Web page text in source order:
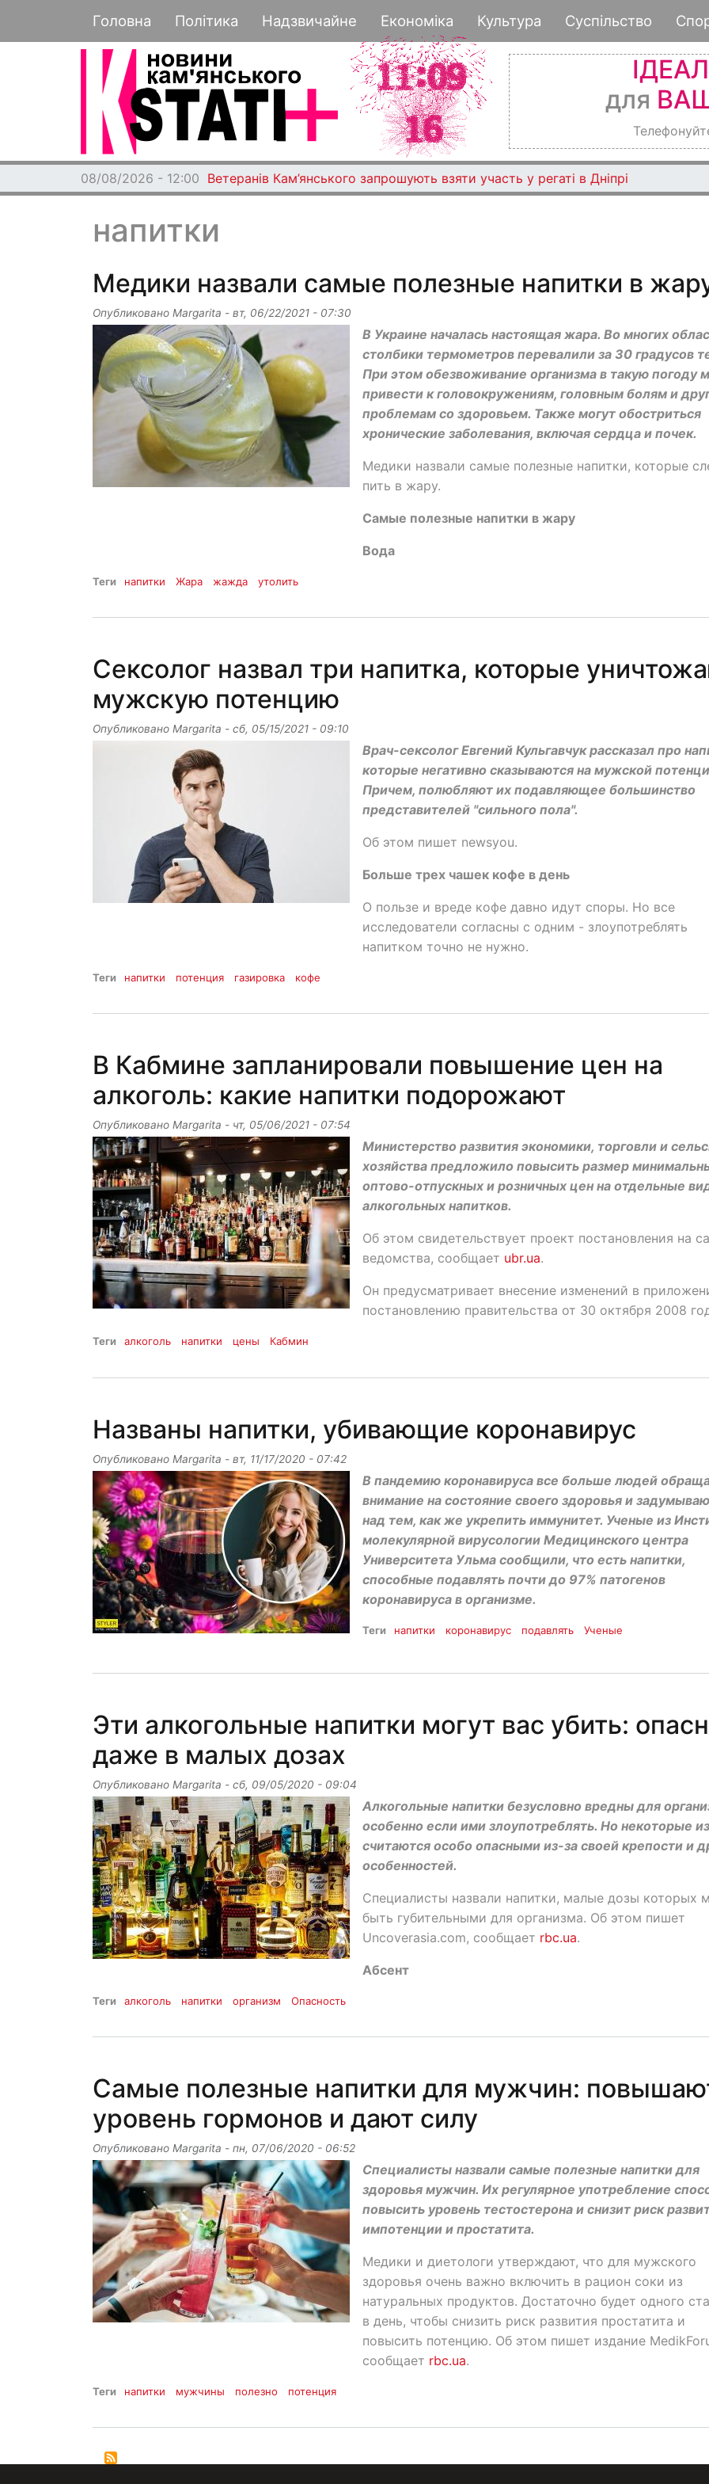
к
основному
Основная навигация
Головна Політика Надзвичайне Економіка Культура Суспільство
для
08/08/2026 - 12:00 Ветеранів Кам’янського запрошують взяти участь у регаті в Дніпрі
напитки
Медики назвали самые полезные напитки в
Опубликовано Margarita - вт, 06/22/2021 - 07:30
В Украине началась настоящая жара. Во многих
столбики термометров перевалили за 30 градусов
При этом обезвоживание организма в такую погоду
привести к головокружениям, головным болям и
проблемам со здоровьем. Также могут обостриться
хронические заболевания, включая сердца и почек.
Медики назвали самые полезные напитки, которые
пить в жару.
Самые полезные напитки в жару
Вода
Теги напитки Жара жажда утолить
Сексолог назвал три напитка, которые
мужскую потенцию
Опубликовано Margarita - сб, 05/15/2021 - 09:10
Врач-сексолог Евгений Кульгавчук рассказал про
которые негативно сказываются на мужской
Причем, полюбляют их подавляющее большинство
представителей "сильного пола".
Об этом пишет newsyou.
Больше трех чашек кофе в день
О пользе и вреде кофе давно идут споры. Но все
исследователи согласны с одним - злоупотреблять
напитком точно не нужно.
Теги напитки потенция газировка кофе
В Кабмине запланировали повышение цен на
алкоголь: какие напитки подорожают
Опубликовано Margarita - чт, 05/06/2021 - 07:54
Министерство развития экономики, торговли и
хозяйства предложило повысить размер
оптово-отпускных и розничных цен на отдельные
алкогольных напитков.
Об этом свидетельствует проект постановления на
ведомства, сообщает ubr.ua.
Он предусматривает внесение изменений в
постановлению правительства от 30 октября 2008
Теги алкоголь напитки цены Кабмин
Названы напитки, убивающие коронавирус
Опубликовано Margarita - вт, 11/17/2020 - 07:42
В пандемию коронавируса все больше людей
внимание на состояние своего здоровья и
над тем, как же укрепить иммунитет. Ученые из
молекулярной вирусологии Медицинского центра
Университета Ульма сообщили, что есть напитки,
способные подавлять почти до 97% патогенов
коронавируса в организме.
Теги напитки коронавирус подавлять Ученые
Эти алкогольные напитки могут вас убить:
даже в малых дозах
Опубликовано Margarita - сб, 09/05/2020 - 09:04
Алкогольные напитки безусловно вредны для
особенно если ими злоупотреблять. Но некоторые
считаются особо опасными из-за своей крепости и
особенностей.
Специалисты назвали напитки, малые дозы которых
быть губительными для организма. Об этом пишет
Uncoverasia.com, сообщает rbc.ua.
Абсент
Теги алкоголь напитки организм Опасность
Самые полезные напитки для мужчин:
уровень гормонов и дают силу
Опубликовано Margarita - пн, 07/06/2020 - 06:52
Специалисты назвали самые полезные напитки для
здоровья мужчин. Их регулярное употребление
повысить уровень тестостерона и снизит риск
импотенции и простатита.
Медики и диетологи утверждают, что для мужского
здоровья очень важно включить в рацион соки из
натуральных продуктов. Достаточно будет одного
в день, чтобы снизить риск развития простатита и
повысить потенцию. Об этом пишет издание
сообщает rbc.ua.
Теги напитки мужчины полезно потенция